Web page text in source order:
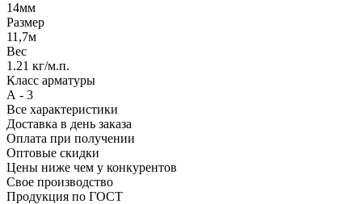
14мм
Размер
11,7м
Вес
1.21 кг/м.п.
Класс арматуры
А - 3
Все характеристики
Доставка в день заказа
Оплата при получении
Оптовые скидки
Цены ниже чем у конкурентов
Свое производство
Продукция по ГОСТ